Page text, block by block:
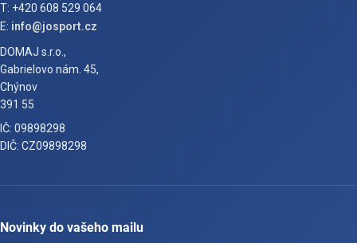
T: +420 608 529 064
E: info@josport.cz
DOMAJ s.r.o.,
Gabrielovo nám. 45,
Chýnov
391 55
IČ: 09898298
DIČ: CZ09898298
Novinky do vašeho mailu